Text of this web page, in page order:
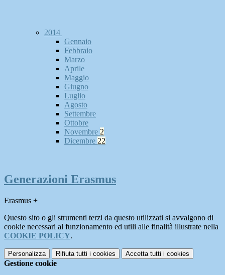
2014
Gennaio
Febbraio
Marzo
Aprile
Maggio
Giugno
Luglio
Agosto
Settembre
Ottobre
Novembre 2
Dicembre 22
Generazioni Erasmus
Erasmus +
Questo sito o gli strumenti terzi da questo utilizzati si avvalgono di
cookie necessari al funzionamento ed utili alle finalità illustrate nella
COOKIE POLICY.
Personalizza Rifiuta tutti i cookies Accetta tutti i cookies
Gestione cookie